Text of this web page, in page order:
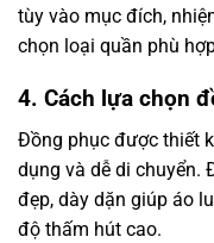
tùy vào mục đích,
chọn loại quần phù
4. Cách lựa chọn
Đồng phục được thiết
dụng và dễ di chuyển.
đẹp, dày dặn giúp áo
độ thấm hút cao.